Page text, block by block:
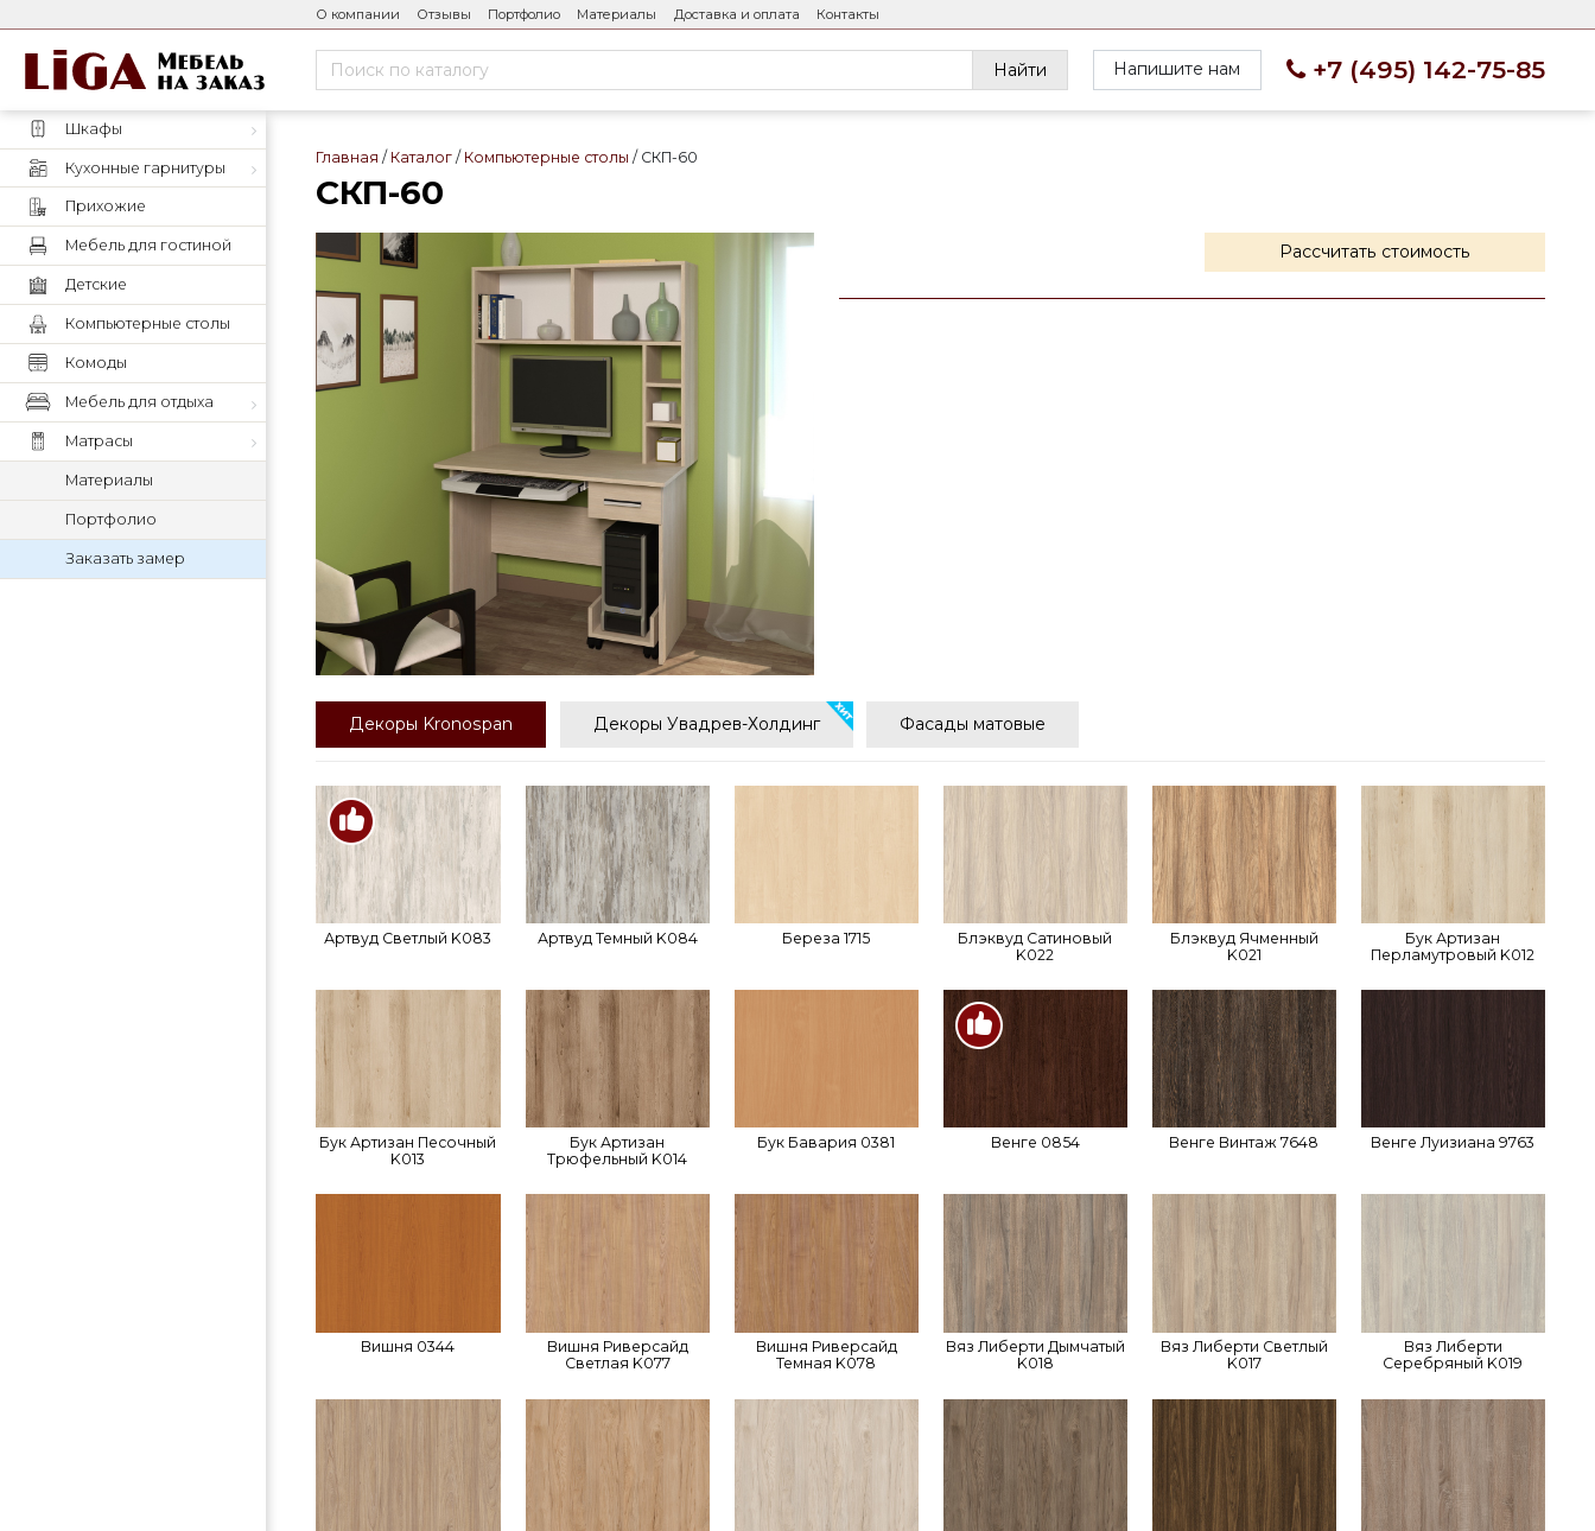
О компании Отзывы Портфолио Материалы Доставка и оплата Контакты
Найти Напишите нам +7 (495) 142-75-85
Шкафы
Кухонные гарнитуры
Прихожие
Мебель для гостиной
Детские
Компьютерные столы
Комоды
Мебель для отдыха
Матрасы
Материалы
Портфолио
Заказать замер
Главная Каталог Компьютерные столы СКП-60
СКП-60
Рассчитать стоимость
Декоры Kronospan Декоры Увадрев-Холдинг Фасады матовые
Артвуд Светлый K083 Артвуд Темный K084 Береза 1715
Блэквуд Сатиновый
K022
Блэквуд Ячменный
K021
Бук Артизан
Перламутровый K012
Бук Артизан Песочный
K013
Бук Артизан
Трюфельный K014
Бук Бавария 0381 Венге 0854 Венге Винтаж 7648 Венге Луизиана 9763
Вишня 0344
Вишня Риверсайд
Светлая K077
Вишня Риверсайд
Темная K078
Вяз Либерти Дымчатый
K018
Вяз Либерти Светлый
K017
Вяз Либерти
Серебряный K019